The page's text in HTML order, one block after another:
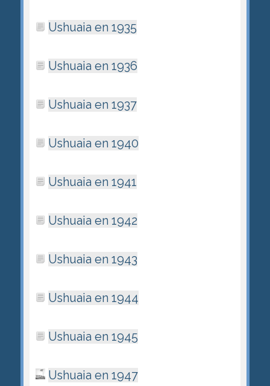
Ushuaia en 1935
Ushuaia en 1936
Ushuaia en 1937
Ushuaia en 1940
Ushuaia en 1941
Ushuaia en 1942
Ushuaia en 1943
Ushuaia en 1944
Ushuaia en 1945
Ushuaia en 1947